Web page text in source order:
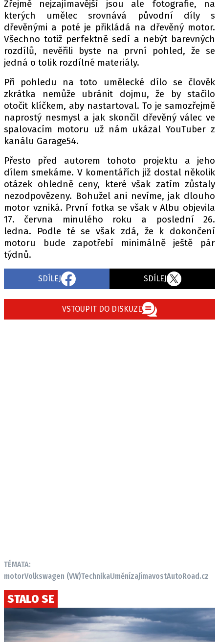
Zřejmě nejzajímavější jsou ale fotografie, na
kterých umělec srovnává původní díly s
dřevěnými a poté je přikládá na dřevěný motor.
Všechno totiž perfektně sedí a nebýt barevných
rozdílů, nevěřili byste na první pohled, že se
jedná o tolik rozdílné materiály.
Při pohledu na toto umělecké dílo se člověk
zkrátka nemůže ubránit dojmu, že by stačilo
otočit klíčkem, aby nastartoval. To je samozřejmě
naprostý nesmysl a jak skončil dřevěný válec ve
spalovacím motoru už nám ukázal YouTuber z
kanálu Garage54.
Přesto před autorem tohoto projektu a jeho
dílem smekáme. V komentářích již dostal několik
otázek ohledně ceny, které však zatím zůstaly
nezodpovězeny. Bohužel ani nevíme, jak dlouho
motor vzniká. První fotka se však v Albu objevila
17. června minulého roku a poslední 26.
ledna. Podle té se však zdá, že k dokončení
motoru bude zapotřebí minimálně ještě pár
týdnů.
SDÍLEJ SDÍLEJ
VSTOUPIT DO DISKUZE
TÉMATA:
motorVolkswagen (VW)TechnikaUměnízajímavostAutoRoad.cz
STALO SE